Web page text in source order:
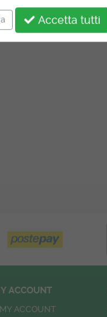
ACCOUNT
MY ACCOUNT
Accetta tutti